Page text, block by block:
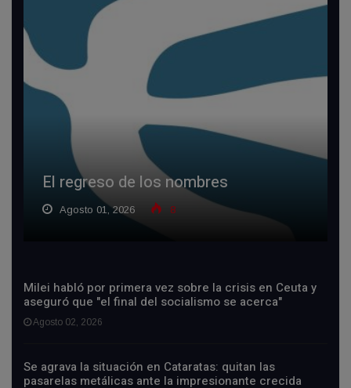
El regreso de los nombres
Agosto 01, 2026 8
Milei habló por primera vez sobre la crisis en Ceuta y
aseguró que "el final del socialismo se acerca"
Agosto 02, 2026
Se agrava la situación en Cataratas: quitan las
pasarelas metálicas ante la impresionante crecida